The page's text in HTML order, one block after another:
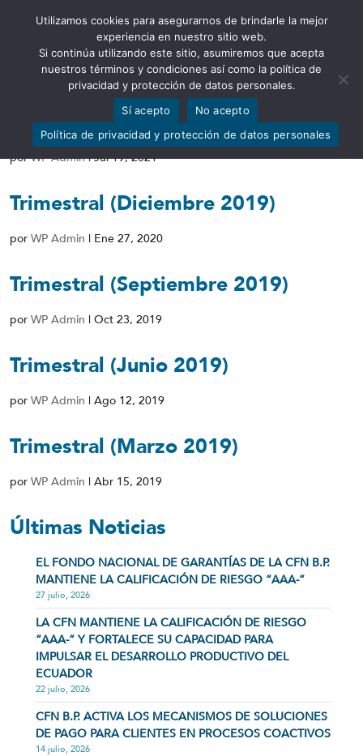
Abrir barra de herramientas
Anual (2019-2020)
porWP Admin|Jul 19, 2021
Trimestral (Diciembre 2019)
por WP Admin | Ene 27, 2020
Trimestral (Septiembre 2019)
por WP Admin | Oct 23, 2019
Trimestral (Junio 2019)
por WP Admin | Ago 12, 2019
Trimestral (Marzo 2019)
por WP Admin | Abr 15, 2019
Últimas Noticias
EL FONDO NACIONAL DE GARANTÍAS DE LA CFN B.P.
MANTIENE LA CALIFICACIÓN DE RIESGO “AAA-”
27 julio, 2026
LA CFN MANTIENE LA CALIFICACIÓN DE RIESGO
“AAA-” Y FORTALECE SU CAPACIDAD PARA
IMPULSAR EL DESARROLLO PRODUCTIVO DEL
ECUADOR
22 julio, 2026
CFN B.P. ACTIVA LOS MECANISMOS DE SOLUCIONES
DE PAGO PARA CLIENTES EN PROCESOS COACTIVOS
14 julio, 2026
Utilizamos cookies para asegurarnos de brindarle la mejor
experiencia en nuestro sitio web.
Si continúa utilizando este sitio, asumiremos que acepta
nuestros términos y condiciones así como la política de
privacidad y protección de datos personales.
Sí acepto
No acepto
Política de privacidad y protección de datos personales